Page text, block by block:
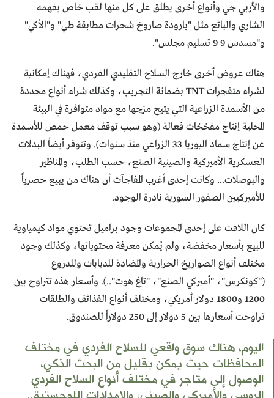
والأربي جي وأنواع أخرى يطلق على كل منها لقب خاص يفهمه
الشاري والبائع مثل "بارودة صاروخ شحرات مطابقة طي" و"الأكي"
و"مسدس 9 9 تسليم مجلس".
هناك عروض أخرى خارج السلاح التقليدي الفردي، فهناك إمكانية
لشراء متفجرات TNT بضمانة التجريب، وكذلك شراء أنواع محددة
من الأسمدة الزراعية التي يتيح مزجها مع مواد متوافرة في البيئة
المحلية إنتاج مفخخات فعالة (وهو سبب توقف معمل حمص للأسمدة
عن إنتاج سماد اليوريا 33 الزراعي منذ سنوات). وتتوفر أيضاً البدلات
العسكرية الأميركية والصينية الصنع، حسب الطلب، والمناظير
والبوصلات... وكانت إحدى أغرب المفاجآت أن هناك من يبيع حصرياً
للأميركيين الصقور السورية نادرة الوجود.
كان اللافت على إحدى المجموعات وجود براميل تحتوي مواد كيمياوية
للبيع بأسعار مخفضة، ولم يُمكن معرفة محتوياتها، وكذلك وجود
مختلف أنواع الصواريخ الحرارية والمضادة للدبابات وللدروع
("كونكرس"، "أميركي الصنع"، "تاغ هوت"..). وأسعار هذه تتراوح بين
1200 و1800 دولار أمريكي، ومختلف أنواع القذائف والطلقات
تراوحت أسعارها بين 5 دولار إلى 250 دولاراً للصندوق.
اليوم، هناك سوق واقعي للسلاح الفردي في مختلف
المحافظات حيث يمكن بقليل من البحث الذكي،
الوصول إلى متاجر في مختلف أنواع السلاح الفردي
الروسي والأميركي والصيني، والإمدادات اللوجستية..